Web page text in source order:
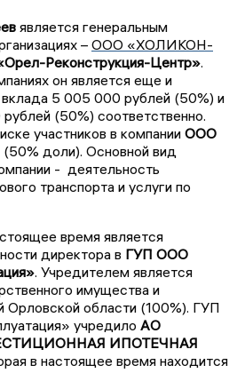
является генеральным
–ООО «ХОЛИКОН-
Реконструкция-Центр».
он является еще и
5 005 000 рублей (50%) и
(50%) соответственно.
участников в компании ООО
(50% доли). Основной вид
- деятельность
транспорта и услуги по
время является
директора в ГУП ООО
. Учредителем является
имущества и
Орловской области (100%). ГУП
учредило АО
ИПОТЕЧНАЯ
в настоящее время находится